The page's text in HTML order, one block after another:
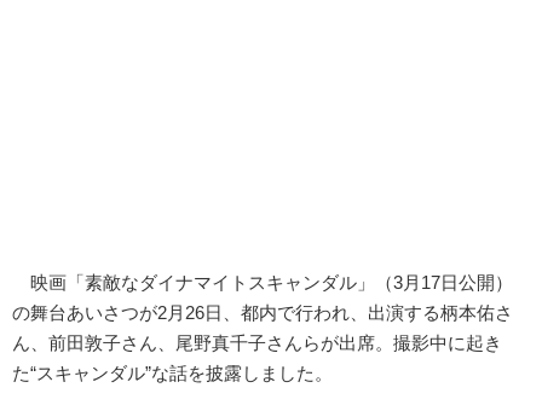
映画「素敵なダイナマイトスキャンダル」（3月17日公開）
の舞台あいさつが2月26日、都内で行われ、出演する柄本佑さ
ん、前田敦子さん、尾野真千子さんらが出席。撮影中に起き
た“スキャンダル”な話を披露しました。